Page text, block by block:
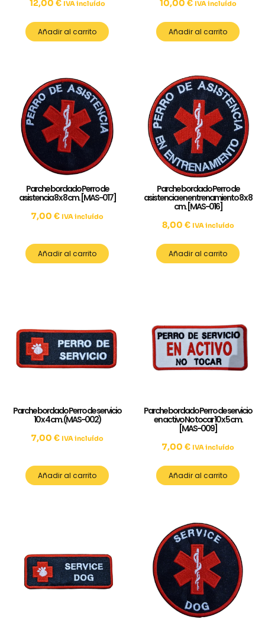
12,00 € IVA incluído
Añadir al carrito
10,00 € IVA incluído
Añadir al carrito
Parche bordado Perro de
asistencia 8 x 8 cm. [MAS-017]
7,00 € IVA incluído
Añadir al carrito
Parche bordado Perro de
asistencia en entrenamiento 8 x 8
cm. [MAS-016]
8,00 € IVA incluído
Añadir al carrito
Parche bordado Perro de servicio
10 x 4 cm. (MAS-002)
7,00 € IVA incluído
Añadir al carrito
Parche bordado Perro de servicio
en activo No tocar 10 x 5 cm.
[MAS-009]
7,00 € IVA incluído
Añadir al carrito